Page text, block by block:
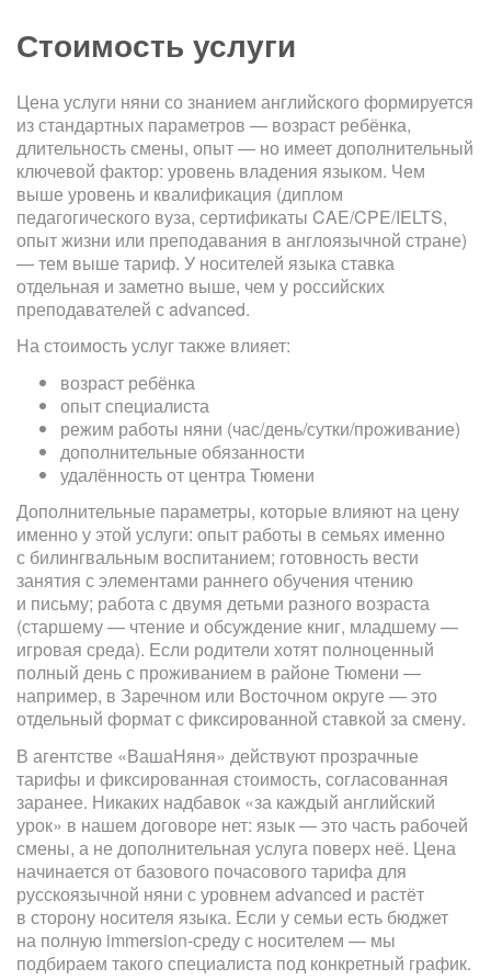
Стоимость услуги
Цена услуги няни со знанием английского формируется
из стандартных параметров — возраст ребёнка,
длительность смены, опыт — но имеет дополнительный
ключевой фактор: уровень владения языком. Чем
выше уровень и квалификация (диплом
педагогического вуза, сертификаты CAE/CPE/IELTS,
опыт жизни или преподавания в англоязычной стране)
— тем выше тариф. У носителей языка ставка
отдельная и заметно выше, чем у российских
преподавателей с advanced.
На стоимость услуг также влияет:
возраст ребёнка
опыт специалиста
режим работы няни (час/день/сутки/проживание)
дополнительные обязанности
удалённость от центра Тюмени
Дополнительные параметры, которые влияют на цену
именно у этой услуги: опыт работы в семьях именно
с билингвальным воспитанием; готовность вести
занятия с элементами раннего обучения чтению
и письму; работа с двумя детьми разного возраста
(старшему — чтение и обсуждение книг, младшему —
игровая среда). Если родители хотят полноценный
полный день с проживанием в районе Тюмени —
например, в Заречном или Восточном округе — это
отдельный формат с фиксированной ставкой за смену.
В агентстве «ВашаНяня» действуют прозрачные
тарифы и фиксированная стоимость, согласованная
заранее. Никаких надбавок «за каждый английский
урок» в нашем договоре нет: язык — это часть рабочей
смены, а не дополнительная услуга поверх неё. Цена
начинается от базового почасового тарифа для
русскоязычной няни с уровнем advanced и растёт
в сторону носителя языка. Если у семьи есть бюджет
на полную immersion-среду с носителем — мы
подбираем такого специалиста под конкретный график.